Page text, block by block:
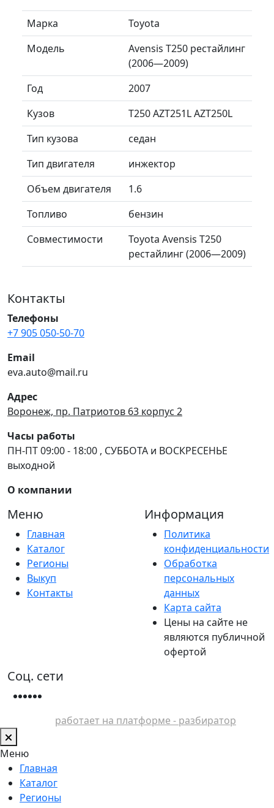
Марка
Toyota
Модель
Avensis T250 рестайлинг
(2006—2009)
Год
2007
Кузов
T250 AZT251L AZT250L
Тип кузова
седан
Тип двигателя
инжектор
Объем двигателя
1.6
Топливо
бензин
Совместимости
Toyota Avensis T250
рестайлинг (2006—2009)
Контакты
Телефоны
+7 905 050-50-70
Email
eva.auto@mail.ru
Адрес
Воронеж, пр. Патриотов 63 корпус 2
Часы работы
ПН-ПТ 09:00 - 18:00 , СУББОТА и ВОСКРЕСЕНЬЕ
выходной
О компании
Меню
Главная
Каталог
Регионы
Выкуп
Контакты
Информация
Политика
конфиденциальности
Обработка
персональных
данных
Карта сайта
Цены на сайте не
являются публичной
офертой
Соц. сети
работает на платформе - разбиратор
Меню
Главная
Каталог
Регионы